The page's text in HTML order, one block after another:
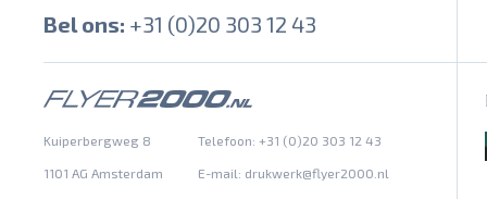
Bel ons: +31 (0)20 303 12 43
Kuiperbergweg 8 Telefoon: +31 (0)20 303 12 43
1101 AG Amsterdam E-mail: drukwerk@flyer2000.nl